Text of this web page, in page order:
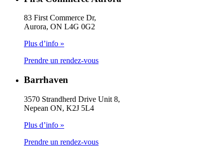
83 First Commerce Dr,
Aurora, ON L4G 0G2
Plus d’info »
Prendre un rendez-vous
Barrhaven
3570 Strandherd Drive Unit 8,
Nepean ON, K2J 5L4
Plus d’info »
Prendre un rendez-vous